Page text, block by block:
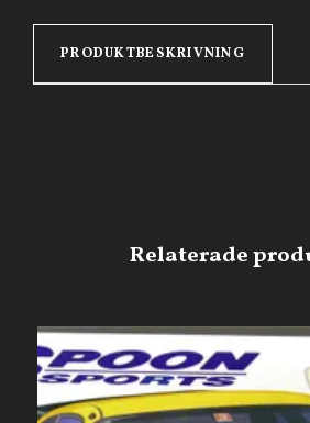
PRODUKTBESKRIVNING